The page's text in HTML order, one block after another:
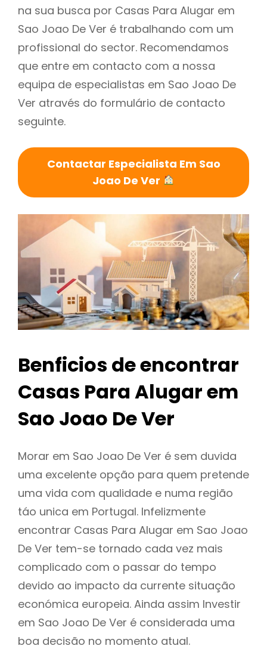
na sua busca por Casas Para Alugar em
Sao Joao De Ver é trabalhando com um
profissional do sector. Recomendamos
que entre em contacto com a nossa
equipa de especialistas em Sao Joao De
Ver através do formulário de contacto
seguinte.
Contactar Especialista Em Sao
Joao De Ver
Benficios de encontrar
Casas Para Alugar em
Sao Joao De Ver
Morar em Sao Joao De Ver é sem duvida
uma excelente opção para quem pretende
uma vida com qualidade e numa região
táo unica em Portugal. Infelizmente
encontrar Casas Para Alugar em Sao Joao
De Ver tem-se tornado cada vez mais
complicado com o passar do tempo
devido ao impacto da currente situação
económica europeia. Ainda assim Investir
em Sao Joao De Ver é considerada uma
boa decisão no momento atual.